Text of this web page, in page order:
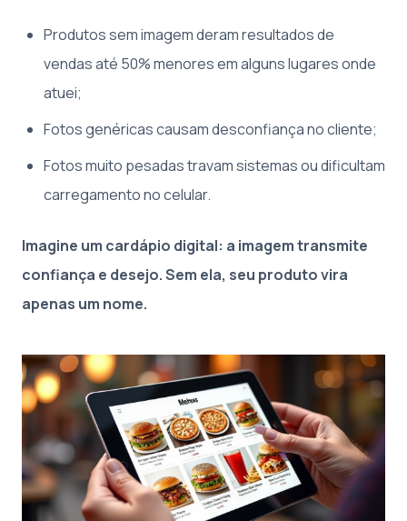
Produtos sem imagem deram resultados de
vendas até 50% menores em alguns lugares onde
atuei;
Fotos genéricas causam desconfiança no cliente;
Fotos muito pesadas travam sistemas ou dificultam
carregamento no celular.
Imagine um cardápio digital: a imagem transmite
confiança e desejo. Sem ela, seu produto vira
apenas um nome.